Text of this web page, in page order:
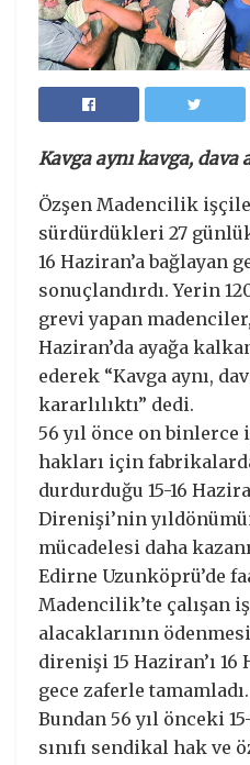
Kavga aynı kavga, dava
Özşen Madencilik
sürdürdükleri 27
16 Haziran’a bağlayan
sonuçlandırdı. Yerin
grevi yapan madenciler,
Haziran’da ayağa
ederek “Kavga aynı,
kararlılıktı” dedi.
56 yıl önce on
hakları için
durdurduğu 15-16
Direnişi’nin
mücadelesi daha
Edirne Uzunköprü’de
Madencilik’te çalışan
alacaklarının
direnişi 15 Haziran’ı 16
gece zaferle tamamladı.
Bundan 56 yıl önceki
sınıfı sendikal hak